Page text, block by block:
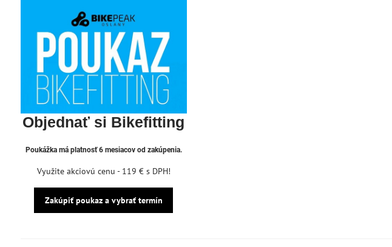
Objednať si Bikefitting
Poukážka má platnosť 6 mesiacov od zakúpenia.
Využite akciovú cenu - 119 € s DPH!
Zakúpiť poukaz a vybrať termín